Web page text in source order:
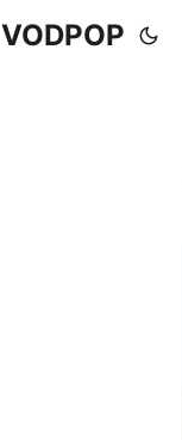
VODPOP